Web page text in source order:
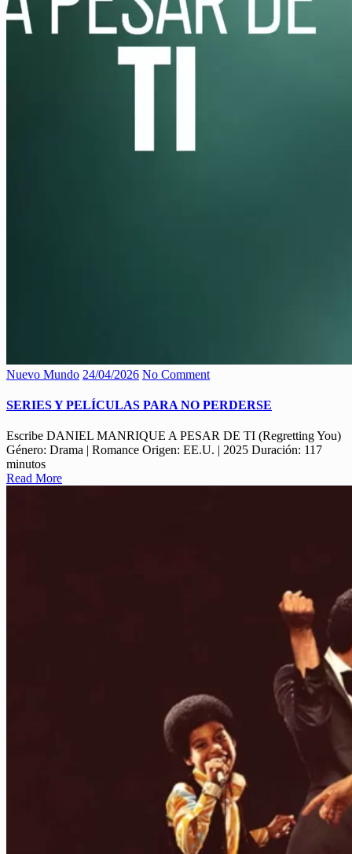
Nuevo Mundo 24/04/2026 No Comment
SERIES Y PELÍCULAS PARA NO PERDERSE
Escribe DANIEL MANRIQUE A PESAR DE TI (Regretting You)
Género: Drama | Romance Origen: EE.U. | 2025 Duración: 117
minutos
Read More